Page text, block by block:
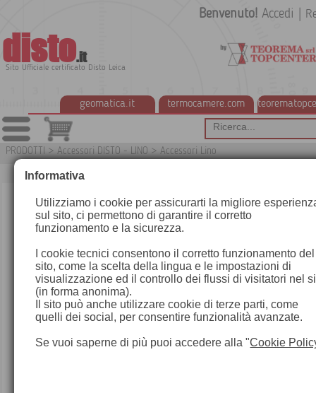
disto.it
Sito Ufficiale certificato Disto Leica
geomatica.it termocamere.com
Benvenuto! Accedi
PRODOTTI > Accessori DISTO - LINO > Accessori Lino
Informativa
Utilizziamo i cookie per assicurarti la migliore
sul sito, ci permettono di garantire il corretto
funzionamento e la sicurezza.
I cookie tecnici consentono il corretto funzionamento del
sito, come la scelta della lingua e le impostazioni di
visualizzazione ed il controllo dei flussi di visitatori nel
(in forma anonima).
Il sito può anche utilizzare cookie di terze parti, come
quelli dei social, per consentire funzionalità avanzate.
Se vuoi saperne di più puoi accedere alla "Cookie